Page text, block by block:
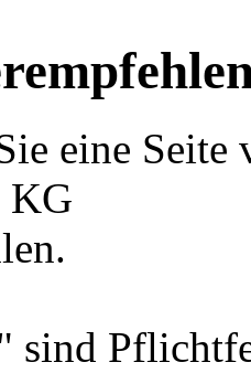
eine
KG
sind